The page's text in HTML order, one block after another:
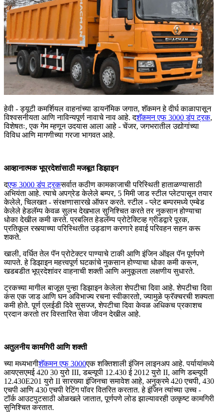
हेवी - ड्यूटी कमर्शियल वाहनांच्या डायनॅमिक जगात, शॅकमन हे दीर्घ काळापासून
विश्वसनीयता आणि नाविन्यपूर्ण नावाचे नाव आहे. दशॅकमन एफ 3000 डंप ट्रक,
विशेषतः, एक गेम म्हणून उदयास आला आहे - चेंजर, जगभरातील उद्योगांच्या
विविध आणि मागणीच्या गरजा भागवत आहे.
आव्हानात्मक भूप्रदेशांसाठी मजबूत डिझाइन
दएफ 3000 डंप ट्रकसर्वात कठीण कामकाजाची परिस्थिती हाताळण्यासाठी
अभियंता आहे. त्याचे अपग्रेड केलेले बम्पर, 5 मिमी जाड स्टील प्लेटपासून तयार
केलेले, चिलखत - संरक्षणासारखे ऑफर करते. स्टील - प्लेट बम्परमध्ये एम्बेड
केलेले हेडलॅम्प केवळ सुलभ देखभाल सुनिश्चित करते तर नुकसान होण्याचा
धोका देखील कमी करते. प्रबलित हेडलॅम्प प्रोटेक्टिव्ह ग्रीडद्वारे पूरक,
प्रतिकूल रस्त्याच्या परिस्थितीत उड्डाण करणारे हवाई परिवहन सहन करू
शकते.
खाली, वर्धित तेल पॅन प्रोटेक्टर पाण्याचे टाकी आणि इंजिन ऑइल पॅन पूर्णपणे
व्यापते. हे डिझाइन महत्त्वपूर्ण घटकांचे नुकसान होण्याचा धोका कमी करून,
खडबडीत भूप्रदेशांवर वाहनाची शक्ती आणि अनुकूलता लक्षणीय सुधारते.
ट्रकच्या मागील बाजूस पुन्हा डिझाइन केलेला शेपटीचा दिवा आहे. शेपटीचा दिवा
कंस एक जाड आणि घन अविभाज्य रचना स्वीकारतो, ज्यामुळे फ्रॅक्चरची शक्यता
कमी होते. पूर्ण एलईडी दिवे सुसज्ज, शेपटीचा दिवा केवळ अधिकच प्रकाशच
प्रदान करतो तर विस्तारित सेवा जीवन देखील आहे.
अतुलनीय कामगिरी आणि शक्ती
च्या मध्यभागीशॅकमन एफ 3000एक शक्तिशाली इंजिन लाइनअप आहे. पर्यायांमध्ये
आयएसएमई 420 30 युरो III, डब्ल्यूपी 12.430 ई 2012 युरो II, आणि डब्ल्यूपी
12.430E201 युरो II सारख्या इंजिनचा समावेश आहे, अनुक्रमे 420 एचपी, 430
एचपी आणि 430 एचपी रेटिंग पॉवर वितरित करतात. हे इंजिन त्यांच्या उच्च -
टॉर्क आउटपुटसाठी ओळखले जातात, पूर्णपणे लोड झाल्यावरही उत्कृष्ट कामगिरी
सुनिश्चित करतात.